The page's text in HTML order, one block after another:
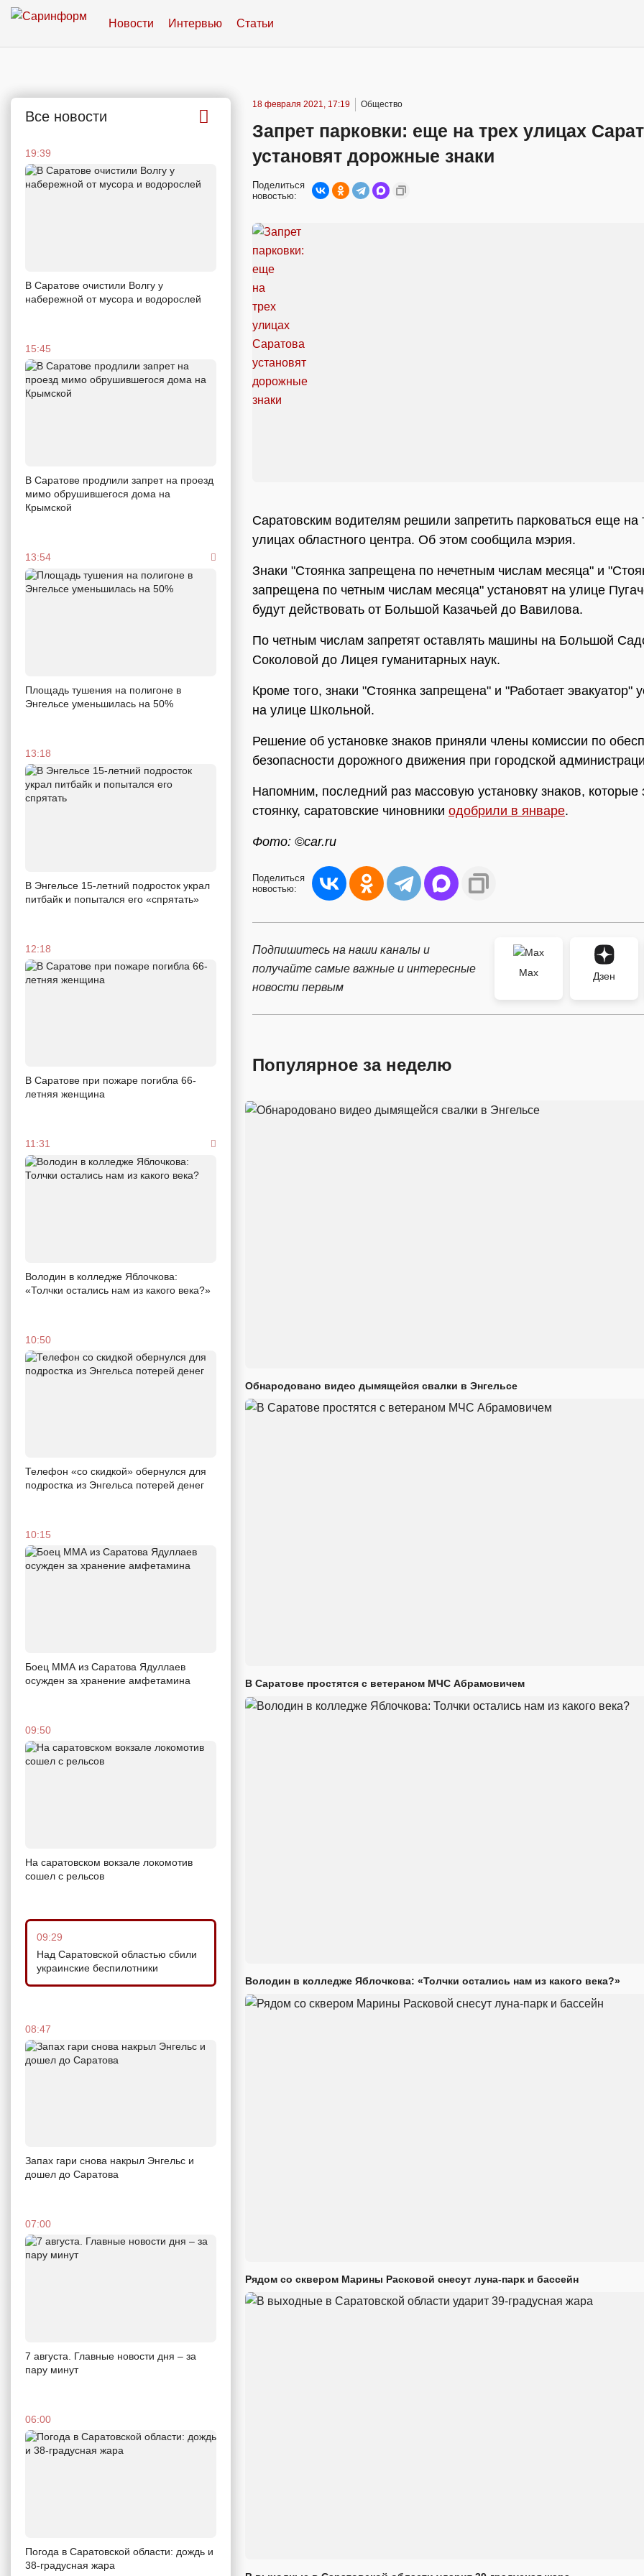
Новости Интервью Статьи
Все новости
19:39
В Саратове очистили Волгу у
набережной от мусора и водорослей
15:45
В Саратове продлили запрет на проезд
мимо обрушившегося дома на
Крымской
13:54
Площадь тушения на полигоне в
Энгельсе уменьшилась на 50%
13:18
В Энгельсе 15-летний подросток украл
питбайк и попытался его «спрятать»
12:18
В Саратове при пожаре погибла 66-
летняя женщина
11:31
Володин в колледже Яблочкова:
«Толчки остались нам из какого века?»
10:50
Телефон «со скидкой» обернулся для
подростка из Энгельса потерей денег
10:15
Боец ММА из Саратова Ядуллаев
осужден за хранение амфетамина
09:50
На саратовском вокзале локомотив
сошел с рельсов
09:29
Над Саратовской областью сбили
украинские беспилотники
08:47
Запах гари снова накрыл Энгельс и
дошел до Саратова
07:00
7 августа. Главные новости дня – за
пару минут
06:00
Погода в Саратовской области: дождь и
38-градусная жара
18 февраля 2021, 17:19 Общество
Запрет парковки: еще на трех улицах
установят дорожные знаки
Поделиться
новостью:
Саратовским водителям решили запретить парковаться еще на
улицах областного центра. Об этом сообщила мэрия.
Знаки "Стоянка запрещена по нечетным числам месяца" и
запрещена по четным числам месяца" установят на улице
будут действовать от Большой Казачьей до Вавилова.
По четным числам запретят оставлять машины на Большой
Соколовой до Лицея гуманитарных наук.
Кроме того, знаки "Стоянка запрещена" и "Работает эвакуатор"
на улице Школьной.
Решение об установке знаков приняли члены комиссии по
безопасности дорожного движения при городской
Напомним, последний раз массовую установку знаков,
стоянку, саратовские чиновники одобрили в январе.
Фото: ©car.ru
Поделиться
новостью:
Подпишитесь на наши каналы и
получайте самые важные и интересные
новости первым
Max Дзен
Популярное за неделю
Обнародовано видео дымящейся свалки в Энгельсе
В Саратове простятся с ветераном МЧС Абрамовичем
Володин в колледже Яблочкова: «Толчки остались нам из какого века?»
Рядом со сквером Марины Расковой снесут луна-парк и бассейн